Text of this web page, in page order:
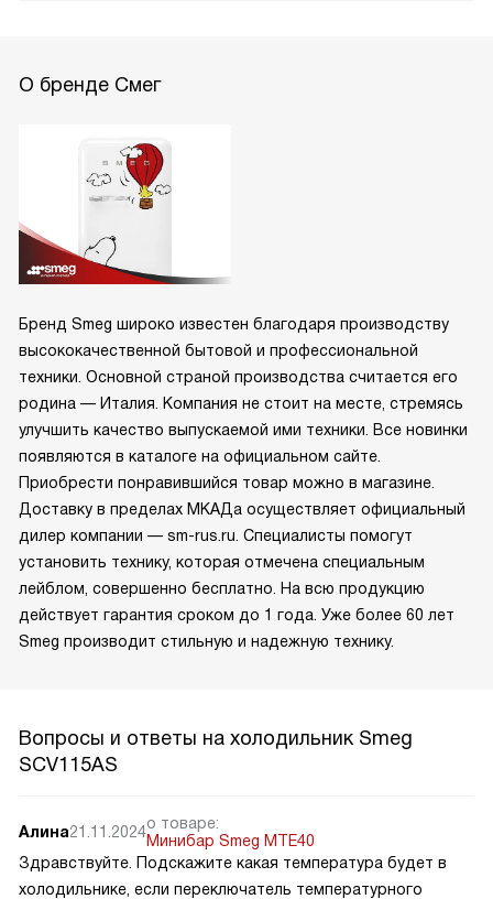
О бренде Смег
Бренд Smeg широко известен благодаря производству
высококачественной бытовой и профессиональной
техники. Основной страной производства считается его
родина — Италия. Компания не стоит на месте, стремясь
улучшить качество выпускаемой ими техники. Все новинки
появляются в каталоге на официальном сайте.
Приобрести понравившийся товар можно в магазине.
Доставку в пределах МКАДа осуществляет официальный
дилер компании — sm-rus.ru. Специалисты помогут
установить технику, которая отмечена специальным
лейблом, совершенно бесплатно. На всю продукцию
действует гарантия сроком до 1 года. Уже более 60 лет
Smeg производит стильную и надежную технику.
Вопросы и ответы на холодильник Smeg
SCV115AS
Алина21.11.2024о товаре:
Минибар Smeg MTE40
Здравствуйте. Подскажите какая температура будет в
холодильнике, если переключатель температурного